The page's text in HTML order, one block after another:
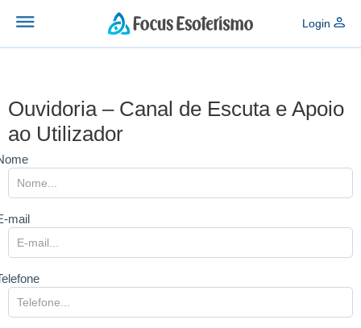
Login
Ouvidoria – Canal de Escuta e Apoio
ao Utilizador
mail